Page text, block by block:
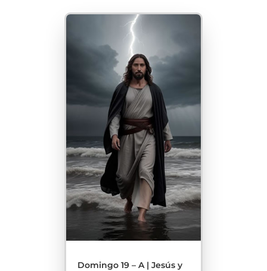
Domingo 19 – A | Jesús y